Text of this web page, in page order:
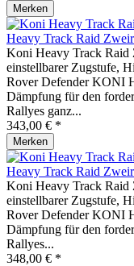
Merken
Heavy Track Raid
Koni Heavy Track Raid
einstellbarer Zugstufe,
Rover Defender KONI
Dämpfung für den
Rallyes ganz...
343,00 € *
Merken
Heavy Track Raid
Koni Heavy Track Raid
einstellbarer Zugstufe,
Rover Defender KONI
Dämpfung für den
Rallyes...
348,00 € *